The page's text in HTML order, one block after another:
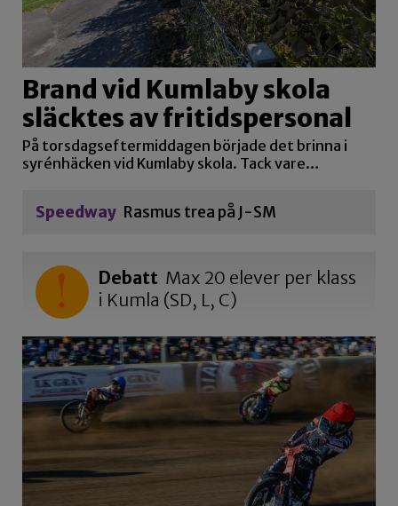
Brand vid Kumlaby skola
släcktes av fritidspersonal
På torsdagseftermiddagen började det brinna i
syrénhäcken vid Kumlaby skola. Tack vare…
Speedway Rasmus trea på J-SM
Debatt Max 20 elever per klass
i Kumla (SD, L, C)